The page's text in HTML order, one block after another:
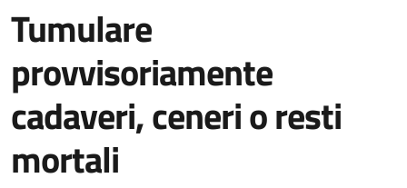
Tumulare
provvisoriamente
cadaveri, ceneri o resti
mortali